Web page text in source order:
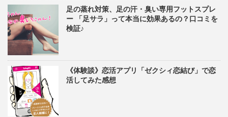
足の蒸れ対策、足の汗・臭い専用フットスプレ
ー 「足サラ」って本当に効果あるの？口コミを
検証♪
《体験談》恋活アプリ「ゼクシィ恋結び」で恋
活してみた感想